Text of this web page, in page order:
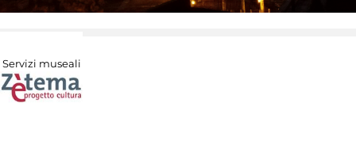
Servizi museali